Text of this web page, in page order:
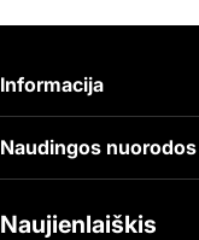
Naujienlaiškis
Informacija
Naudingos nuorodos